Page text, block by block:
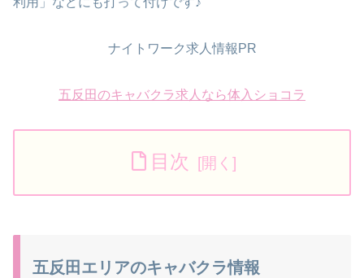
ナイトワーク求人情報PR
五反田のキャバクラ求人なら体入ショコラ
目次
五反田エリアのキャバクラ情報